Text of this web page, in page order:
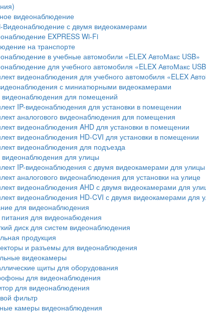
видеонаблюдение
Видеонаблюдение с двумя видеокамерами
EXPRESS Wi-Fi
на транспорте
в учебные автомобили «ELEX АвтоМакс USB»
для учебного автомобиля «ELEX АвтоМакс
видеонаблюдения для учебного автомобиля «ELEX
с миниатюрными видеокамерами
видеонаблюдения для помещений
IP-видеонаблюдения для установки в помещении
аналогового видеонаблюдения для помещения
видеонаблюдения AHD для установки в помещении
видеонаблюдения HD-CVI для установки в помещении
видеонаблюдения для подъезда
видеонаблюдения для улицы
IP-видеонаблюдения с двумя видеокамерами для улицы
аналогового видеонаблюдения для установки на улице
видеонаблюдения AHD с двумя видеокамерами для
видеонаблюдения HD-CVI с двумя видеокамерами для
для видеонаблюдения
питания для видеонабюдения
диск для систем видеонаблюдения
продукция
и разъемы для видеонаблюдения
видеокамеры
щиты для оборудования
для видеонаблюдения
для видеонаблюдения
фильтр
камеры видеонаблюдения